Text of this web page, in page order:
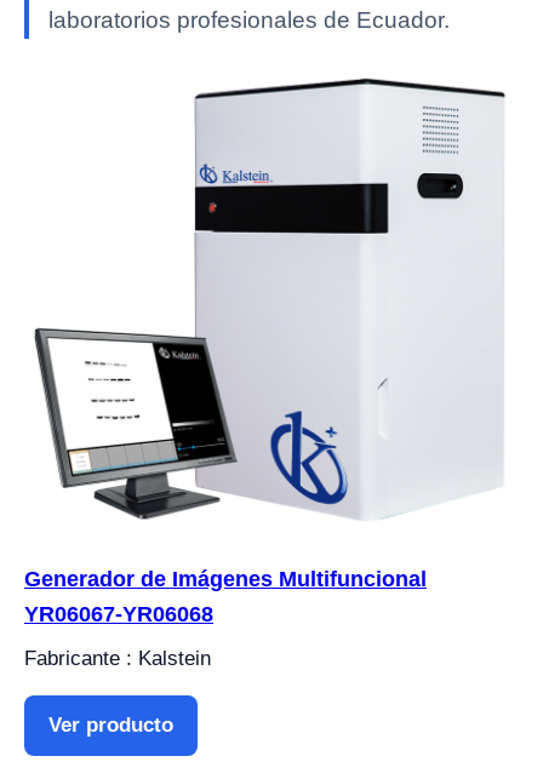
laboratorios profesionales de Ecuador.
Generador de Imágenes Multifuncional
YR06067-YR06068
Fabricante : Kalstein
Ver producto